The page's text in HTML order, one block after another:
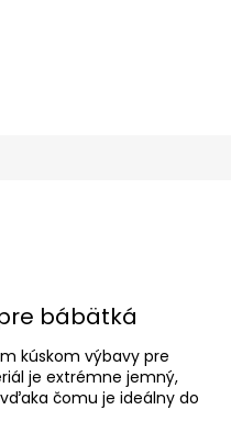
bábätká
kúskom výbavy pre
je extrémne jemný,
čomu je ideálny do